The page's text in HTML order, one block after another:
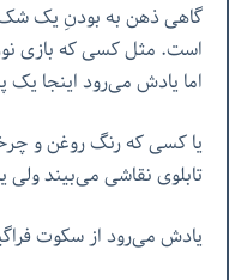
گاهی ذهن به بودنِ یک
است. مثل کسی که بازی
اما یادش می‌رود اینجا
یا کسی که رنگ روغن و
تابلوی نقاشی می‌بیند
یادش می‌رود از سکوت